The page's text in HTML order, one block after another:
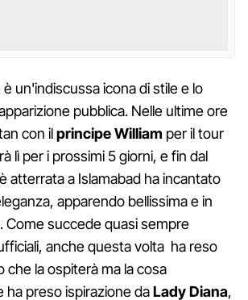
è un'indiscussa icona di stile e lo
pubblica. Nelle ultime ore
con ilprincipe William per il tour
lì per i prossimi 5 giorni, e fin dal
atterrata a Islamabad ha incantato
apparendo bellissima e in
Come succede quasi sempre
anche questa volta ha reso
che la ospiterà ma la cosa
ha preso ispirazione daLady Diana,